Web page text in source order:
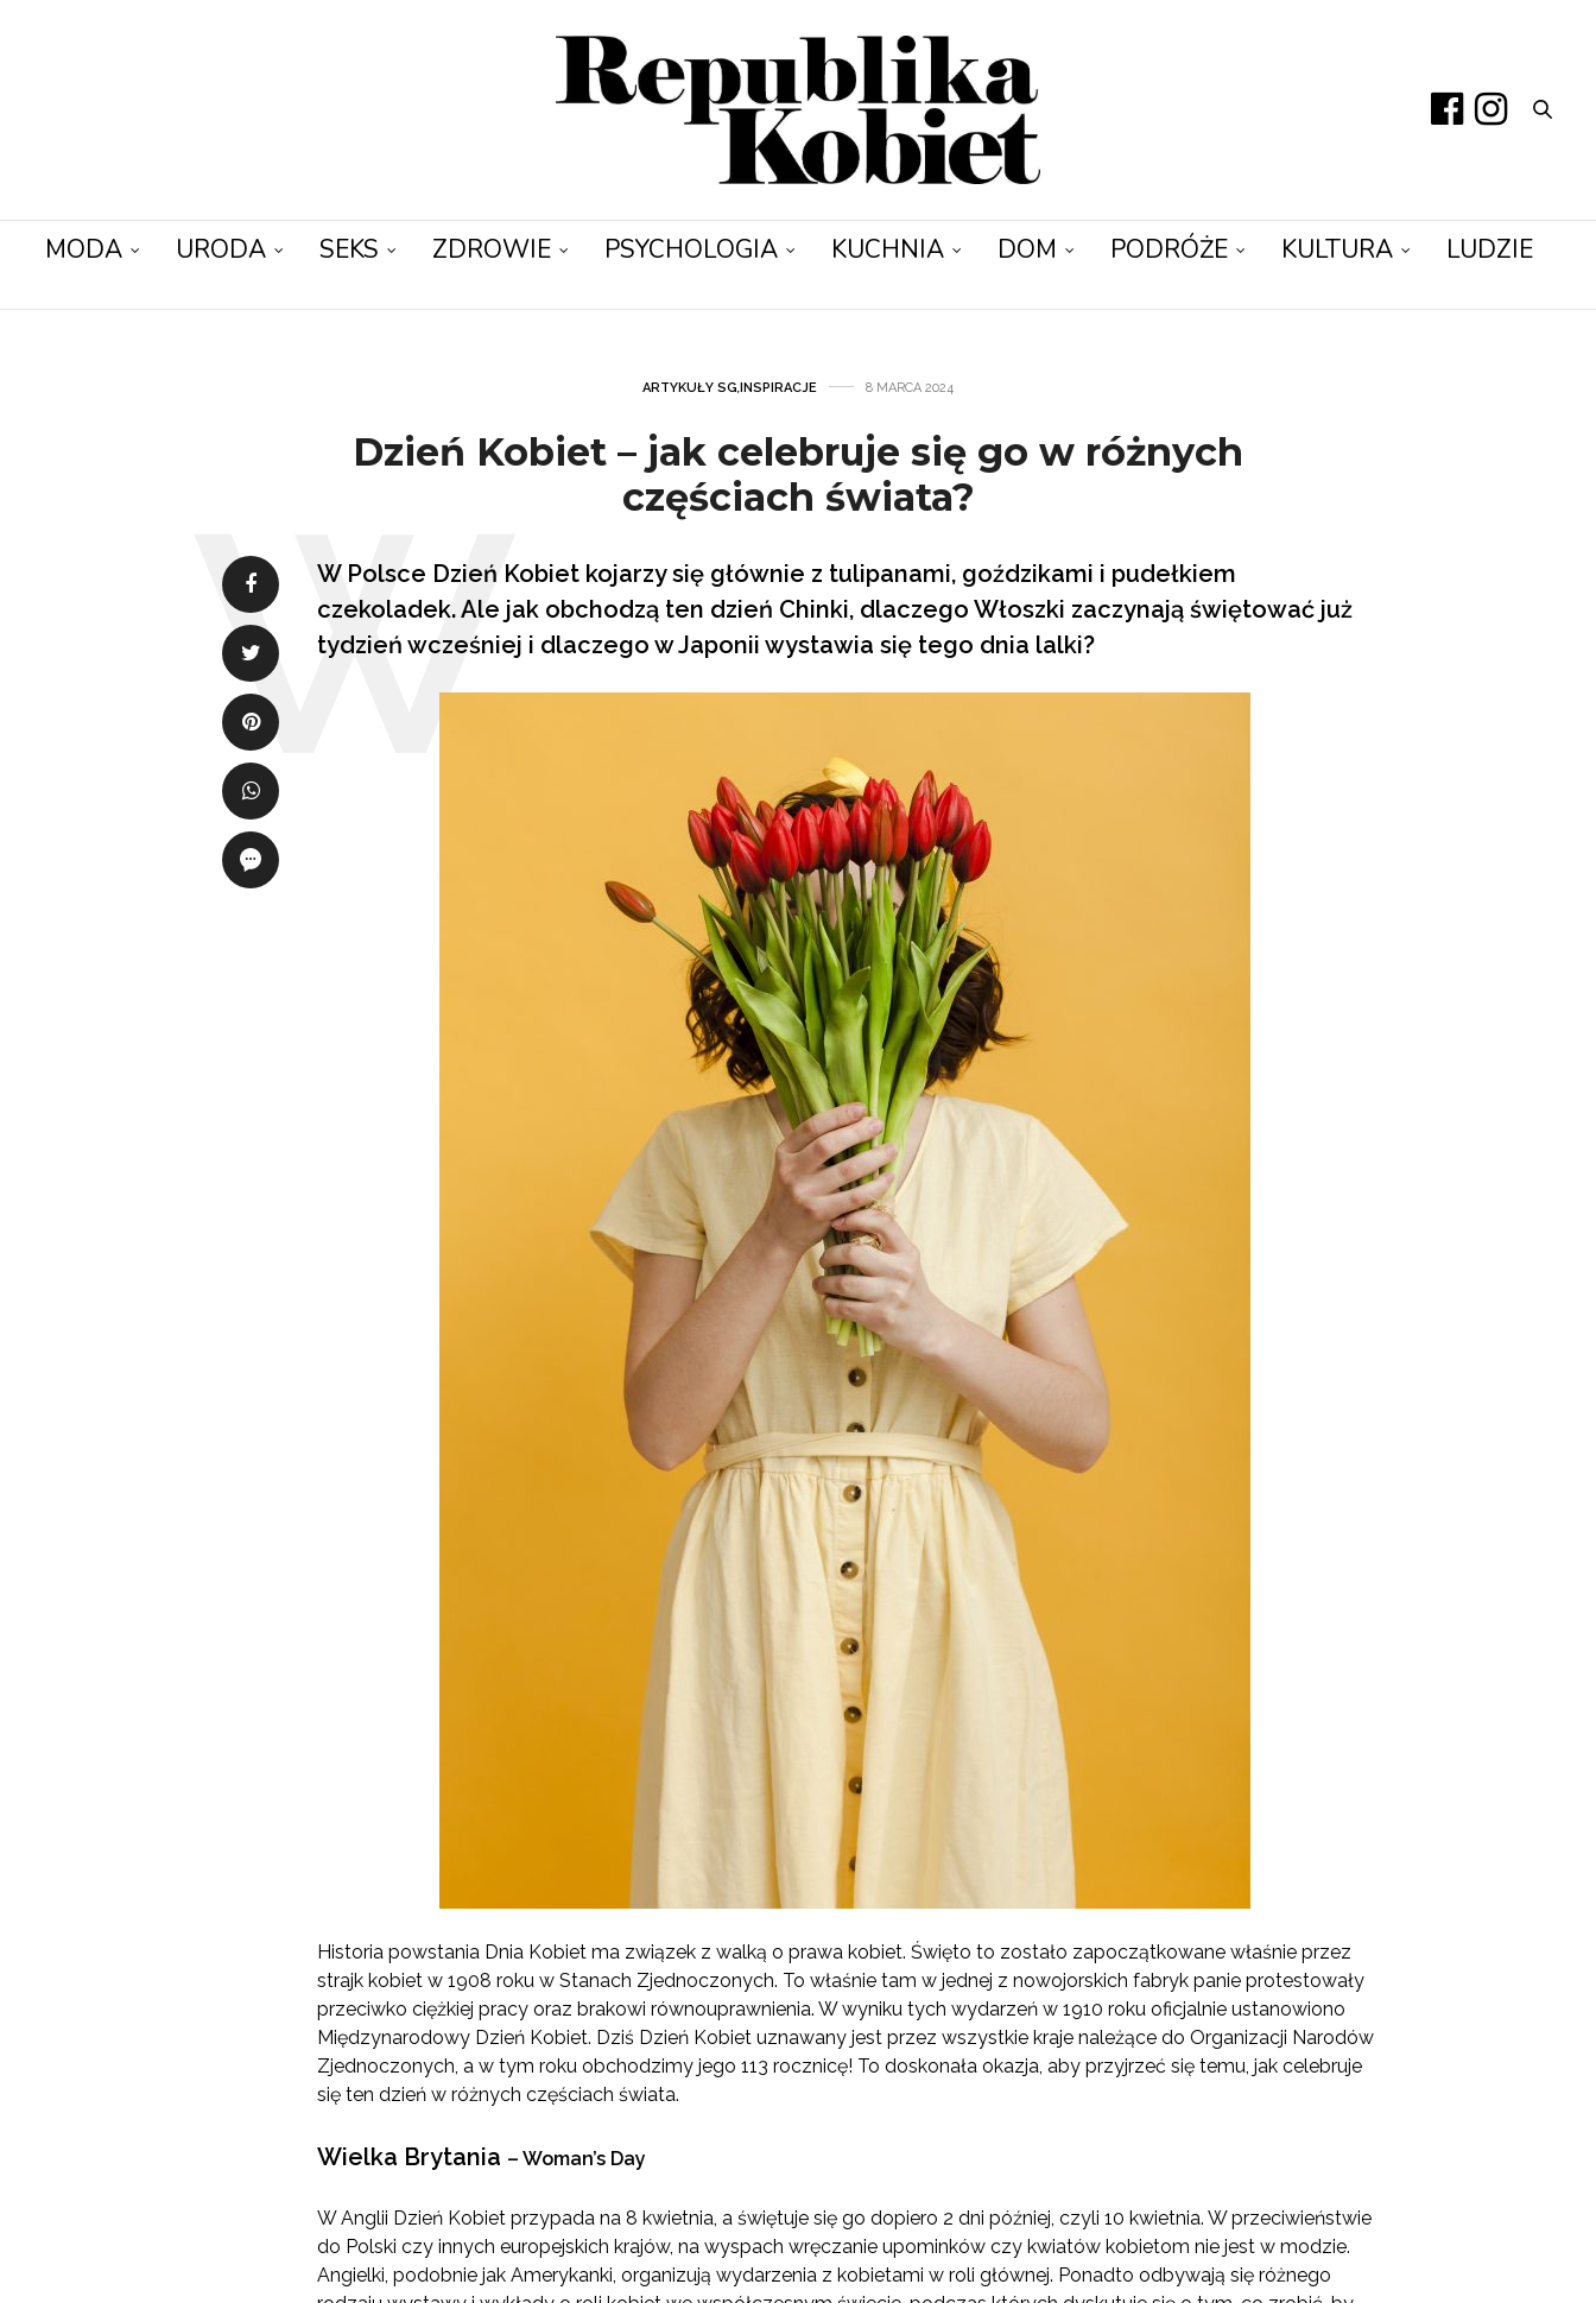
MODA URODA SEKS ZDROWIE PSYCHOLOGIA KUCHNIA DOM PODRÓŻE KULTURA LUDZIE
ARTYKUŁY SG,INSPIRACJE 8 MARCA 2024
Dzień Kobiet – jak celebruje się go w różnych
częściach świata?
W Polsce Dzień Kobiet kojarzy się głównie z tulipanami, goździkami i pudełkiem
czekoladek. Ale jak obchodzą ten dzień Chinki, dlaczego Włoszki zaczynają świętować już
tydzień wcześniej i dlaczego w Japonii wystawia się tego dnia lalki?
Historia powstania Dnia Kobiet ma związek z walką o prawa kobiet. Święto to zostało zapoczątkowane właśnie przez
strajk kobiet w 1908 roku w Stanach Zjednoczonych. To właśnie tam w jednej z nowojorskich fabryk panie protestowały
przeciwko ciężkiej pracy oraz brakowi równouprawnienia. W wyniku tych wydarzeń w 1910 roku oficjalnie ustanowiono
Międzynarodowy Dzień Kobiet. Dziś Dzień Kobiet uznawany jest przez wszystkie kraje należące do Organizacji Narodów
Zjednoczonych, a w tym roku obchodzimy jego 113 rocznicę! To doskonała okazja, aby przyjrzeć się temu, jak celebruje
się ten dzień w różnych częściach świata.
Wielka Brytania – Woman’s Day
W Anglii Dzień Kobiet przypada na 8 kwietnia, a świętuje się go dopiero 2 dni później, czyli 10 kwietnia. W przeciwieństwie
do Polski czy innych europejskich krajów, na wyspach wręczanie upominków czy kwiatów kobietom nie jest w modzie.
Angielki, podobnie jak Amerykanki, organizują wydarzenia z kobietami w roli głównej. Ponadto odbywają się różnego